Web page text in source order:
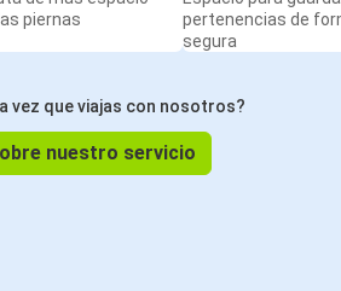
piernas
pertenencias de
segura
vez que viajas con nosotros?
nuestro servicio